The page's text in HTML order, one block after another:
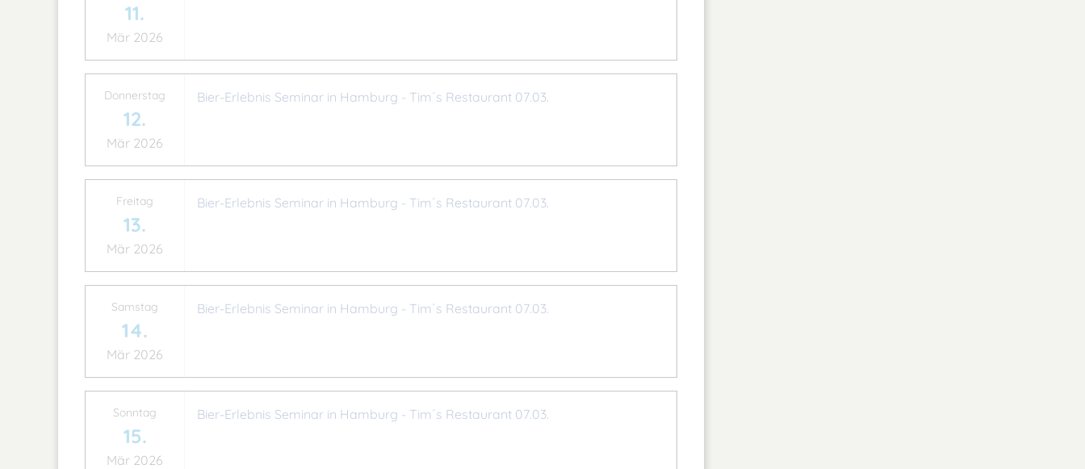
11.
Mär 2026
Donnerstag
12.
Mär 2026
Bier-Erlebnis Seminar in Hamburg - Tim´s Restaurant 07.03.
Freitag
13.
Mär 2026
Bier-Erlebnis Seminar in Hamburg - Tim´s Restaurant 07.03.
Samstag
14.
Mär 2026
Bier-Erlebnis Seminar in Hamburg - Tim´s Restaurant 07.03.
Sonntag
15.
Mär 2026
Bier-Erlebnis Seminar in Hamburg - Tim´s Restaurant 07.03.